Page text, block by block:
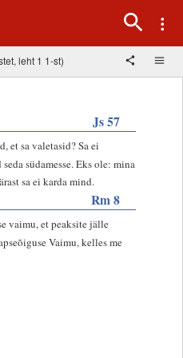
leht 1 1-st)
Js 57
et sa valetasid? Sa ei
südamesse. Eks ole: mina
sa ei karda mind.
Rm 8
vaimu, et peaksite jälle
Vaimu, kelles me